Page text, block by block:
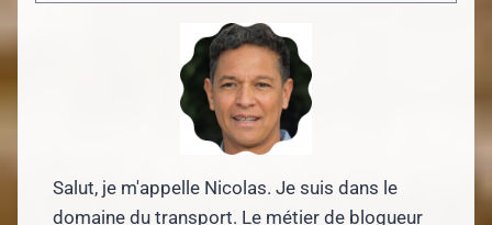
Salut, je m'appelle Nicolas. Je suis dans le
domaine du transport. Le métier de blogueur